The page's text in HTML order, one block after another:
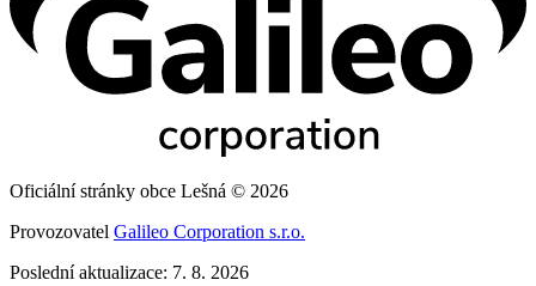
Oficiální stránky obce Lešná © 2026
Provozovatel Galileo Corporation s.r.o.
Poslední aktualizace: 7. 8. 2026